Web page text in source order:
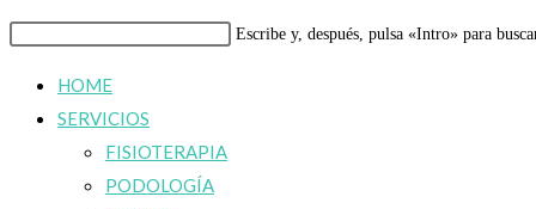
Buscar
Escribe y, después, pulsa «Intro» para
HOME
SERVICIOS
FISIOTERAPIA
PODOLOGÍA